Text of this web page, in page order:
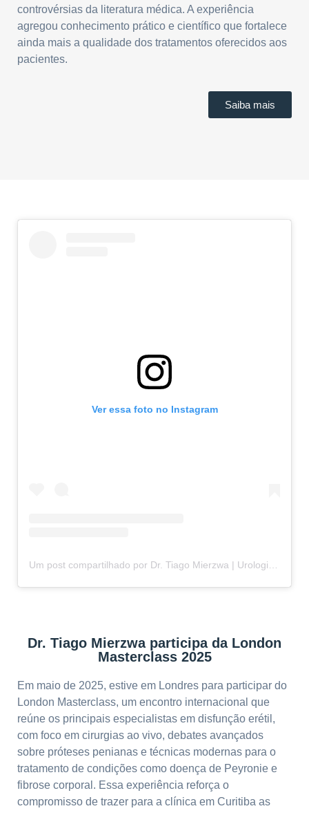
controvérsias da literatura médica. A experiência
agregou conhecimento prático e científico que fortalece
ainda mais a qualidade dos tratamentos oferecidos aos
pacientes.
Saiba mais
Ver essa foto no Instagram
Um post compartilhado por Dr. Tiago Mierzwa | Urologista e Andrologista em Curitiba-PR (@drtiago.urologia)
Dr. Tiago Mierzwa participa da London
Masterclass 2025
Em maio de 2025, estive em Londres para participar do
London Masterclass, um encontro internacional que
reúne os principais especialistas em disfunção erétil,
com foco em cirurgias ao vivo, debates avançados
sobre próteses penianas e técnicas modernas para o
tratamento de condições como doença de Peyronie e
fibrose corporal. Essa experiência reforça o
compromisso de trazer para a clínica em Curitiba as